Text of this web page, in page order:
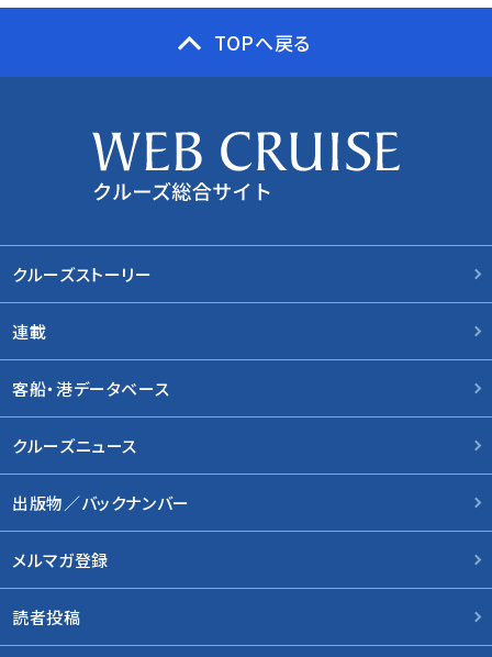
TOPへ戻る
クルーズストーリー
連載
客船・港データベース
クルーズニュース
出版物／バックナンバー
メルマガ登録
読者投稿